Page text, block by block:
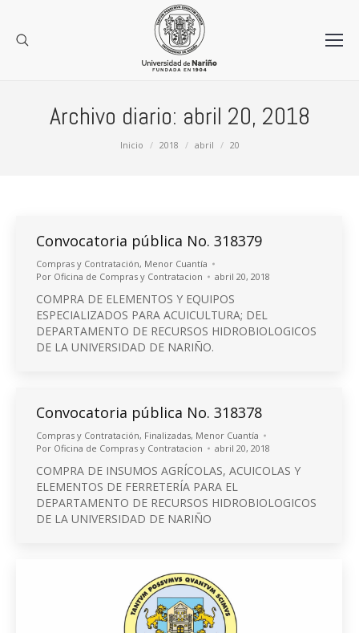
Archivo diario: abril 20, 2018
Inicio 2018 abril 20
Convocatoria pública No. 318379
Compras y Contratación, Menor Cuantía
Por Oficina de Compras y Contratacion abril 20, 2018
COMPRA DE ELEMENTOS Y EQUIPOS
ESPECIALIZADOS PARA ACUICULTURA; DEL
DEPARTAMENTO DE RECURSOS HIDROBIOLOGICOS
DE LA UNIVERSIDAD DE NARIÑO.
Convocatoria pública No. 318378
Compras y Contratación, Finalizadas, Menor Cuantía
Por Oficina de Compras y Contratacion abril 20, 2018
COMPRA DE INSUMOS AGRÍCOLAS, ACUICOLAS Y
ELEMENTOS DE FERRETERÍA PARA EL
DEPARTAMENTO DE RECURSOS HIDROBIOLOGICOS
DE LA UNIVERSIDAD DE NARIÑO